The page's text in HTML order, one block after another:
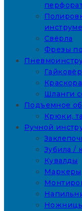
Свёрла
Фрезы
Шланги
Подъемное
Крюки,
Ручной
Зубила /
Кувалды
Маркеры